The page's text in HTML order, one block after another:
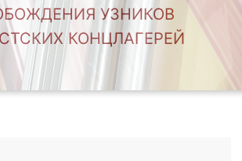
УЗНИКОВ
КОНЦЛАГЕРЕЙ